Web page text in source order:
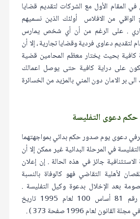
المقام الأول مع الشركات لتقديم قضايا
الواقي من الافلاس أولئك الذين نسميهم
. على الرغم من أن أي شخص يمارس
دعاوى فردية وقضايا تجارية ، إلا أن
كافية بحيث يختار معظم المحامين قضية
على دراية كافية حتى يوصل اعمالك
بر الامان دون المني بالمزيد من الخسائرة
دعوى التفليسة
دعوى يوم صدور حكم بدائي بمواجهتهما
في المرحلة البدائية غير ممكن إلا أن
جائز في هذه الحالة . إن إعلان
لأهلية التقاضي فهو كالوفاة بالنسبة
بعد الإخلال بدعوة وكيل التفليسة .
(قرار محكمة النقض رقم 81 أساس 100 لعام 1995 تاريخ